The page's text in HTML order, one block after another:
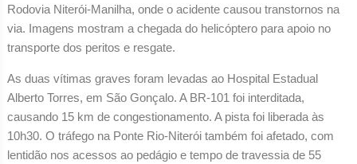
Rodovia Niterói-Manilha, onde o acidente causou transtornos na
via. Imagens mostram a chegada do helicóptero para apoio no
transporte dos peritos e resgate.
As duas vítimas graves foram levadas ao Hospital Estadual
Alberto Torres, em São Gonçalo. A BR-101 foi interditada,
causando 15 km de congestionamento. A pista foi liberada às
10h30. O tráfego na Ponte Rio-Niterói também foi afetado, com
lentidão nos acessos ao pedágio e tempo de travessia de 55